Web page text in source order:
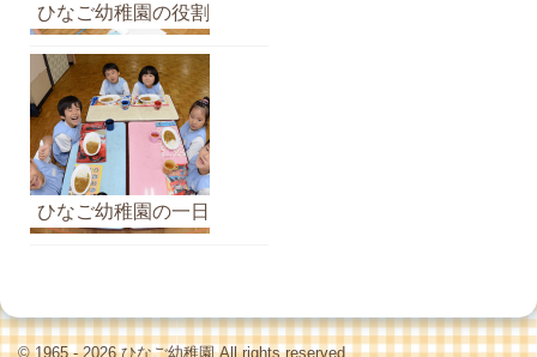
ひなご幼稚園の役割
ひなご幼稚園の一日
© 1965 - 2026 ひなご幼稚園 All rights reserved.